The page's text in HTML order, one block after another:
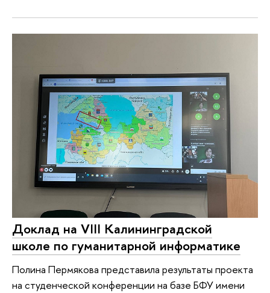
Доклад на VIII Калининградской
школе по гуманитарной информатике
Полина Пермякова представила результаты проекта
на студенческой конференции на базе БФУ имени